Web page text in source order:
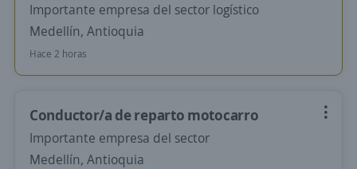
Importante empresa del sector logístico
Medellín, Antioquia
Hace 2 horas
Conductor/a de reparto motocarro
Importante empresa del sector
Medellín, Antioquia